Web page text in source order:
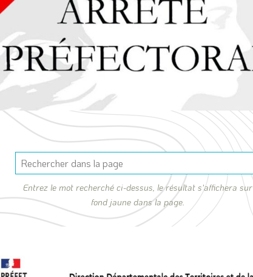
Entrez le mot recherché ci-dessus, le résultat s'affichera sur
fond jaune dans la page.